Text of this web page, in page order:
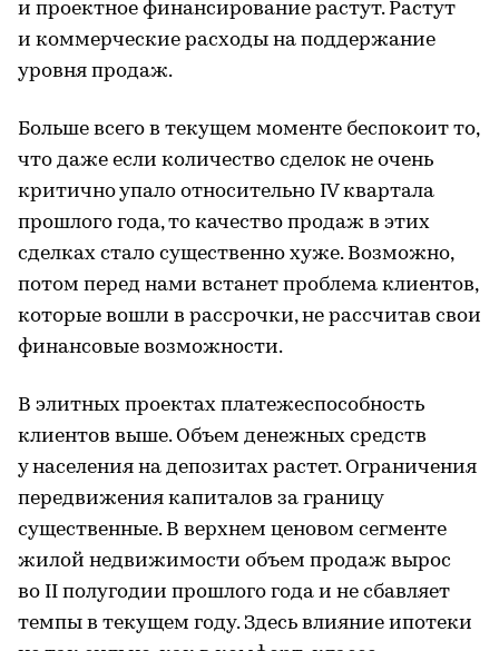
и проектное финансирование растут. Растут
и коммерческие расходы на поддержание
уровня продаж.
Больше всего в текущем моменте беспокоит то,
что даже если количество сделок не очень
критично упало относительно IV квартала
прошлого года, то качество продаж в этих
сделках стало существенно хуже. Возможно,
потом перед нами встанет проблема клиентов,
которые вошли в рассрочки, не рассчитав свои
финансовые возможности.
В элитных проектах платежеспособность
клиентов выше. Объем денежных средств
у населения на депозитах растет. Ограничения
передвижения капиталов за границу
существенные. В верхнем ценовом сегменте
жилой недвижимости объем продаж вырос
во II полугодии прошлого года и не сбавляет
темпы в текущем году. Здесь влияние ипотеки